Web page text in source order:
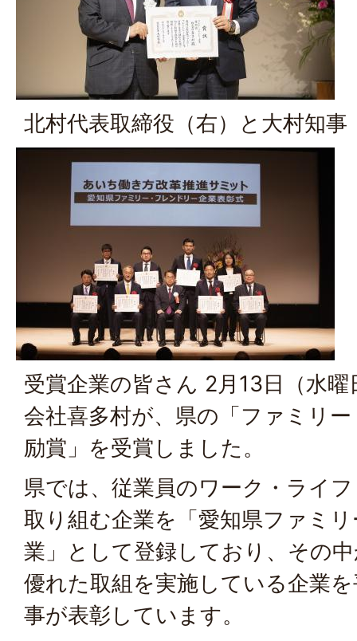
北村代表取締役（右）と大村知事
受賞企業の皆さん 2月13日（水
会社喜多村が、県の「ファミリ
励賞」を受賞しました。
県では、従業員のワーク・ライ
取り組む企業を「愛知県ファミ
業」として登録しており、その
優れた取組を実施している企業
事が表彰しています。